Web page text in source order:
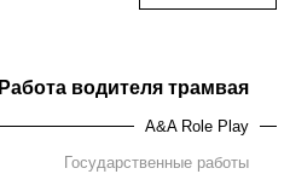
Работа водителя трамвая
A&A Role Play
Государственные работы